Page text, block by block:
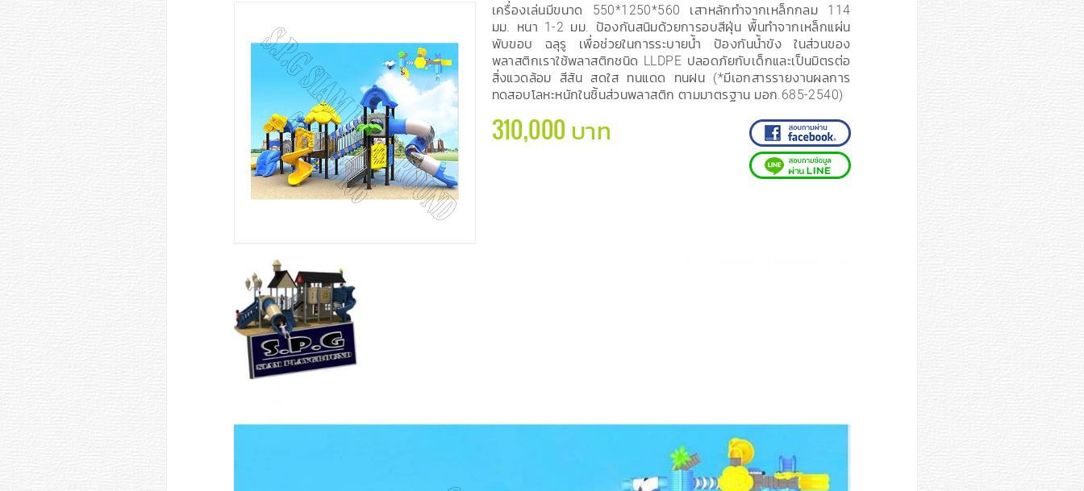
เครื่องเล่นมีขนาด 550*1250*560 เสาหลักทำจากเหล็กกลม 114
มม. หนา 1-2 มม. ป้องกันสนิมด้วยการอบสีฝุ่น พื้นทำจากเหล็กแผ่น
พับขอบ ฉลุรู เพื่อช่วยในการระบายน้ำ ป้องกันน้ำขัง ในส่วนของ
พลาสติกเราใช้พลาสติกชนิด LLDPE ปลอดภัยกับเด็กและเป็นมิตรต่อ
สิ่งแวดล้อม สีสัน สดใส ทนแดด ทนฝน (*มีเอกสารรายงานผลการ
ทดสอบโลหะหนักในชิ้นส่วนพลาสติก ตามมาตรฐาน มอก.685-2540)
310,000 บาท